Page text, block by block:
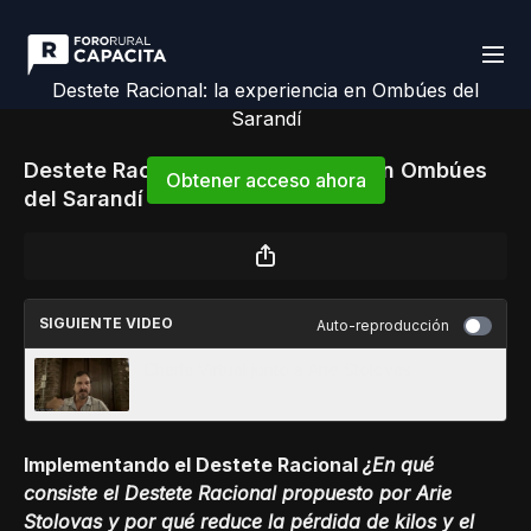
Destete Racional: la experiencia en Ombúes del
Sarandí
Obtener acceso ahora
iniciar sesiónpara continuar
Destete Racional: la experiencia en Ombúes
del Sarandí
SIGUIENTE VIDEO Auto-reproducción
Implementando el Destete Racional ¿En qué
consiste el Destete Racional propuesto por Arie
Stolovas y por qué reduce la pérdida de kilos y el